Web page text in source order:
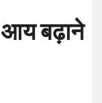
आय बढ़ाने